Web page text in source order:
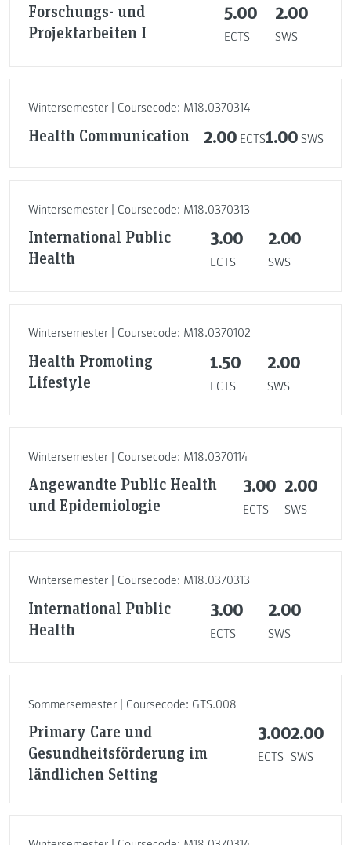
Forschungs- und
Projektarbeiten I
5.00
ECTS
2.00
SWS
Wintersemester | Coursecode: M18.0370314
Health Communication 2.00 ECTS1.00 SWS
Wintersemester | Coursecode: M18.0370313
International Public
Health
3.00
ECTS
2.00
SWS
Wintersemester | Coursecode: M18.0370102
Health Promoting
Lifestyle
1.50
ECTS
2.00
SWS
Wintersemester | Coursecode: M18.0370114
Angewandte Public Health
und Epidemiologie
3.00
ECTS
2.00
SWS
Wintersemester | Coursecode: M18.0370313
International Public
Health
3.00
ECTS
2.00
SWS
Sommersemester | Coursecode: GTS.008
Primary Care und
Gesundheitsförderung im
ländlichen Setting
3.00
ECTS
2.00
SWS